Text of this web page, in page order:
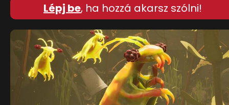
Lépj be, ha hozzá akarsz szólni!